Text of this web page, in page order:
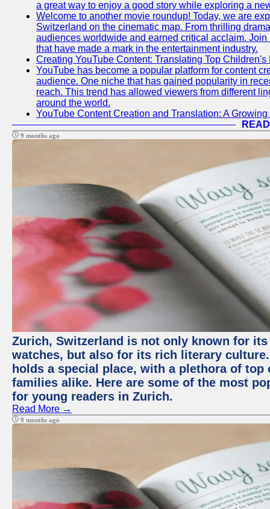
a great way to enjoy a good story while exploring a
Welcome to another movie roundup! Today, we are
Switzerland on the cinematic map. From thrilling
audiences worldwide and earned critical acclaim.
that have made a mark in the entertainment industry.
Creating YouTube Content: Translating Top Children's
YouTube has become a popular platform for content
audience. One niche that has gained popularity in
reach. This trend has allowed viewers from different
around the world.
YouTube Content Creation and Translation: A
9 months ago
Zurich, Switzerland is not only known for
watches, but also for its rich literary
holds a special place, with a plethora of
families alike. Here are some of the most
for young readers in Zurich.
Read More →
9 months ago